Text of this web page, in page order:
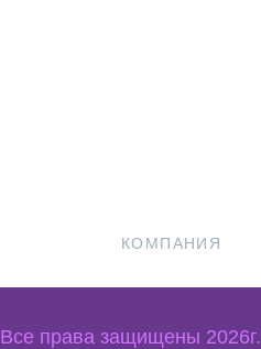
КОМПАНИЯ
Все права защищены 2026г.